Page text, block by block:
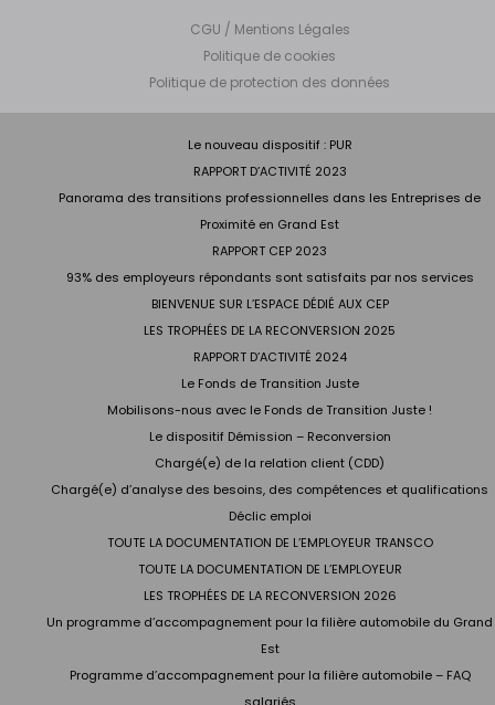
CGU / Mentions Légales
Politique de cookies
Politique de protection des données
Le nouveau dispositif : PUR
RAPPORT D’ACTIVITÉ 2023
Panorama des transitions professionnelles dans les Entreprises de
Proximité en Grand Est
RAPPORT CEP 2023
93% des employeurs répondants sont satisfaits par nos services
BIENVENUE SUR L’ESPACE DÉDIÉ AUX CEP
LES TROPHÉES DE LA RECONVERSION 2025
RAPPORT D’ACTIVITÉ 2024
Le Fonds de Transition Juste
Mobilisons-nous avec le Fonds de Transition Juste !
Le dispositif Démission – Reconversion
Chargé(e) de la relation client (CDD)
Chargé(e) d’analyse des besoins, des compétences et qualifications
Déclic emploi
TOUTE LA DOCUMENTATION DE L’EMPLOYEUR TRANSCO
TOUTE LA DOCUMENTATION DE L’EMPLOYEUR
LES TROPHÉES DE LA RECONVERSION 2026
Un programme d’accompagnement pour la filière automobile du Grand
Est
Programme d’accompagnement pour la filière automobile – FAQ
salariés